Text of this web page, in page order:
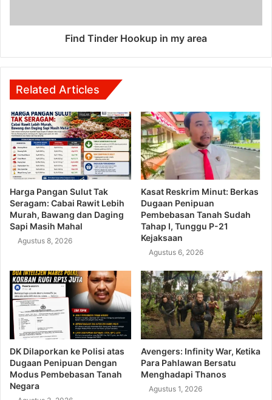
Find Tinder Hookup in my area
Related Articles
Harga Pangan Sulut Tak
Seragam: Cabai Rawit Lebih
Murah, Bawang dan Daging
Sapi Masih Mahal
Agustus 8, 2026
Kasat Reskrim Minut: Berkas
Dugaan Penipuan
Pembebasan Tanah Sudah
Tahap I, Tunggu P-21
Kejaksaan
Agustus 6, 2026
DK Dilaporkan ke Polisi atas
Dugaan Penipuan Dengan
Modus Pembebasan Tanah
Negara
Avengers: Infinity War, Ketika
Para Pahlawan Bersatu
Menghadapi Thanos
Agustus 1, 2026